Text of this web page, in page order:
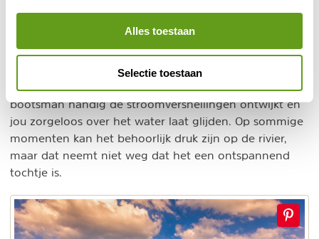
Alles toestaan
Selectie toestaan
Een reis door China kan best hectisch zijn, waardoor je
af en toe wel wat ontspanning kan gebruiken. Deze
rust vind je midden in het Chinesekarstgebergte,
wanneer je met een bamboevlot op de rivier gaat
varen. Aalscholvers loeren op een visje, terwijl je
bootsman handig de stroomversnellingen ontwijkt en
jou zorgeloos over het water laat glijden. Op sommige
momenten kan het behoorlijk druk zijn op de rivier,
maar dat neemt niet weg dat het een ontspannend
tochtje is.